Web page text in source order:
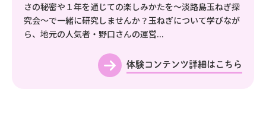
さの秘密や１年を通じての楽しみかたを～淡路島玉ねぎ探
究会～で一緒に研究しませんか？玉ねぎについて学びなが
ら、地元の人気者・野口さんの運営...
体験コンテンツ詳細はこちら